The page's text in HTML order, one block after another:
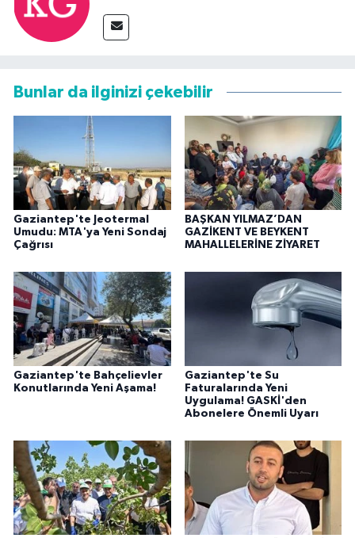
Bunlar da ilginizi çekebilir
Gaziantep'te Jeotermal
Umudu: MTA'ya Yeni Sondaj
Çağrısı
BAŞKAN YILMAZ’DAN
GAZİKENT VE BEYKENT
MAHALLELERİNE ZİYARET
Gaziantep'te Bahçelievler
Konutlarında Yeni Aşama!
Gaziantep'te Su
Faturalarında Yeni
Uygulama! GASKİ'den
Abonelere Önemli Uyarı